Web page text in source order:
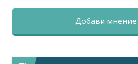
Добави мнение